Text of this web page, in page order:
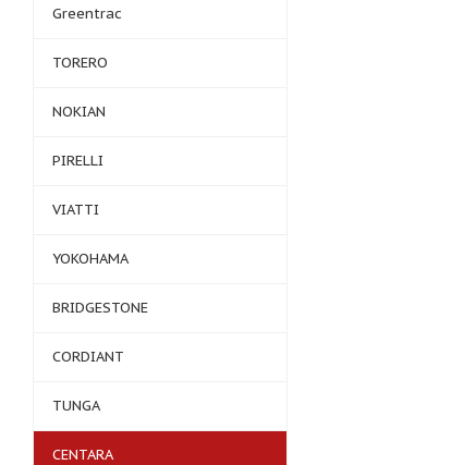
Greentrac
TORERO
NOKIAN
PIRELLI
VIATTI
YOKOHAMA
BRIDGESTONE
CORDIANT
TUNGA
CENTARA